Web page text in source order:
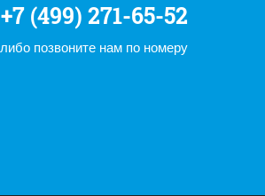
+7 (499) 271-65-52
либо позвоните нам по номеру